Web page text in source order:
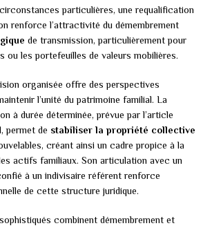
particulières, une requalification
renforce l’attractivité du démembrement
de transmission, particulièrement pour
ou les portefeuilles de valeurs mobilières.
organisée offre des perspectives
l’unité du patrimoine familial. La
à durée déterminée, prévue par l’article
permet de stabiliser la propriété collective
créant ainsi un cadre propice à la
actifs familiaux. Son articulation avec un
à un indivisaire référent renforce
de cette structure juridique.
combinent démembrement et